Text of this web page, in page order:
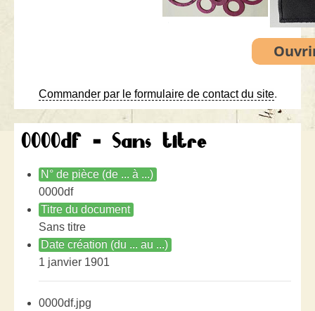
Commander par le formulaire de contact du site.
0000df - Sans titre
N° de pièce (de ... à ...)
0000df
Titre du document
Sans titre
Date création (du ... au ...)
1 janvier 1901
0000df.jpg